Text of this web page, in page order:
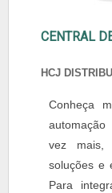
CENTRAL
HCJ
Conheça
vez mais,
soluções e
Para